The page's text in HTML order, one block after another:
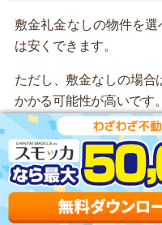
敷金礼金なしの物件を
は安くできます。
ただし、敷金なしの場合
かかる可能性が高いです。
敷金は退去時の室内修繕
管理会社と直接契約す
「エイブル」や「ミニ